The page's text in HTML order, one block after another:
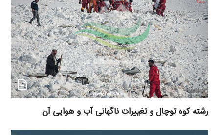
رشته کوه توچال و تغییرات ناگهانی آب و هوایی آن